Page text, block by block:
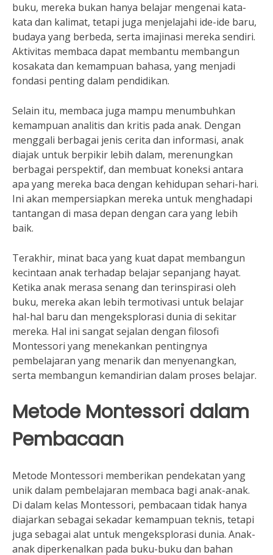
buku, mereka bukan hanya belajar mengenai kata-
kata dan kalimat, tetapi juga menjelajahi ide-ide baru,
budaya yang berbeda, serta imajinasi mereka sendiri.
Aktivitas membaca dapat membantu membangun
kosakata dan kemampuan bahasa, yang menjadi
fondasi penting dalam pendidikan.
Selain itu, membaca juga mampu menumbuhkan
kemampuan analitis dan kritis pada anak. Dengan
menggali berbagai jenis cerita dan informasi, anak
diajak untuk berpikir lebih dalam, merenungkan
berbagai perspektif, dan membuat koneksi antara
apa yang mereka baca dengan kehidupan sehari-hari.
Ini akan mempersiapkan mereka untuk menghadapi
tantangan di masa depan dengan cara yang lebih
baik.
Terakhir, minat baca yang kuat dapat membangun
kecintaan anak terhadap belajar sepanjang hayat.
Ketika anak merasa senang dan terinspirasi oleh
buku, mereka akan lebih termotivasi untuk belajar
hal-hal baru dan mengeksplorasi dunia di sekitar
mereka. Hal ini sangat sejalan dengan filosofi
Montessori yang menekankan pentingnya
pembelajaran yang menarik dan menyenangkan,
serta membangun kemandirian dalam proses belajar.
Metode Montessori dalam
Pembacaan
Metode Montessori memberikan pendekatan yang
unik dalam pembelajaran membaca bagi anak-anak.
Di dalam kelas Montessori, pembacaan tidak hanya
diajarkan sebagai sekadar kemampuan teknis, tetapi
juga sebagai alat untuk mengeksplorasi dunia. Anak-
anak diperkenalkan pada buku-buku dan bahan